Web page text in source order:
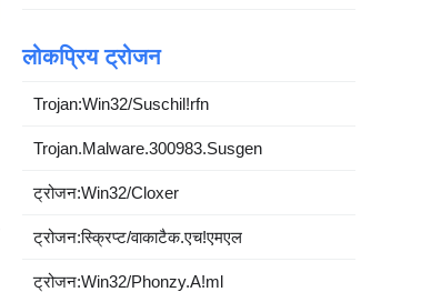
लोकप्रिय ट्रोजन
Trojan:Win32/Suschil!rfn
Trojan.Malware.300983.Susgen
ट्रोजन:Win32/Cloxer
ट्रोजन:स्क्रिप्ट/वाकाटैक.एच!एमएल
ट्रोजन:Win32/Phonzy.A!ml